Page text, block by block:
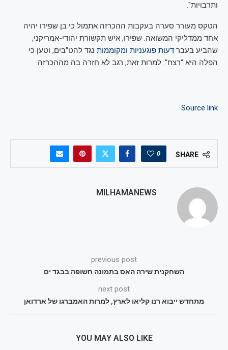
ותרבויות".
הטקס מעורר סערה בעקבות ההכרזה אתמול כי בן שפירו יהיה
אחד ממדליקי המשואה. שפירו, איש תקשורת יהודי-אמריקני,
שהביע בעבר דעות פוגעניות ומקוממות נגד להט"בים, וטען כי
הפלה היא "רצח". למרות זאת, רגב לא חזרה בה מההכרזה.
Source link
SHARE
0
MILHAMANEWS
previous post
השחקנית שירה האס בתמונה חשופה בבגד ים
next post
מתחדש ייבוא רנו קליאו לארץ, למרות האמברגו של ארדואן
YOU MAY ALSO LIKE